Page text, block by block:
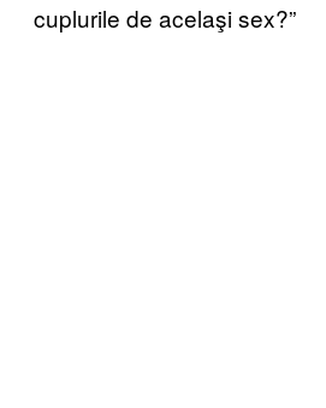
cuplurile de acelaşi sex?”